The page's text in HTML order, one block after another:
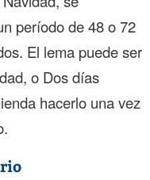
período de 48 o 72
El lema puede ser
o Dos días
hacerlo una vez